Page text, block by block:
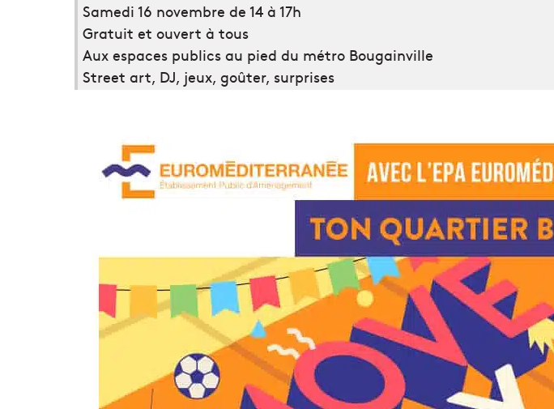
Samedi 16 novembre de 14 à 17h
Gratuit et ouvert à tous
Aux espaces publics au pied du métro Bougainville
Street art, DJ, jeux, goûter, surprises